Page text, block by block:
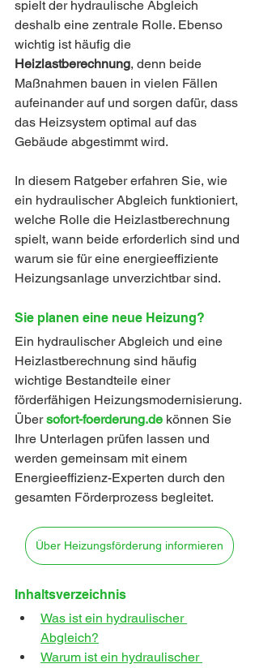
spielt der hydraulische Abgleich
deshalb eine zentrale Rolle. Ebenso
wichtig ist häufig die
Heizlastberechnung, denn beide
Maßnahmen bauen in vielen Fällen
aufeinander auf und sorgen dafür, dass
das Heizsystem optimal auf das
Gebäude abgestimmt wird.
In diesem Ratgeber erfahren Sie, wie
ein hydraulischer Abgleich funktioniert,
welche Rolle die Heizlastberechnung
spielt, wann beide erforderlich sind und
warum sie für eine energieeffiziente
Heizungsanlage unverzichtbar sind.
Sie planen eine neue Heizung?
Ein hydraulischer Abgleich und eine
Heizlastberechnung sind häufig
wichtige Bestandteile einer
förderfähigen Heizungsmodernisierung.
Über sofort-foerderung.de können Sie
Ihre Unterlagen prüfen lassen und
werden gemeinsam mit einem
Energieeffizienz-Experten durch den
gesamten Förderprozess begleitet.
Über Heizungsförderung informieren
Inhaltsverzeichnis
Was ist ein hydraulischer
Abgleich?
Warum ist ein hydraulischer